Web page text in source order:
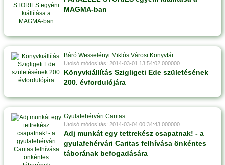
MAGMA-ban
Báró Wesselényi Miklós Városi Könyvtár
Utolsó módosítás: 2014-03-01 13:54:02.000000
Könyvkiállítás Szigligeti Ede születésének
200. évfordulójára
Gyulafehérvári Caritas
Utolsó módosítás: 2014-03-04 00:34:43.000000
Adj munkát egy tettrekész csapatnak! - a
gyulafehérvári Caritas felhívása önkéntes
táborának befogadására